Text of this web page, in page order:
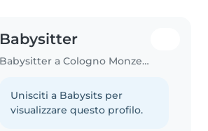
Babysitter
Babysitter a Cologno Monzese
Unisciti a Babysits per
visualizzare questo profilo.